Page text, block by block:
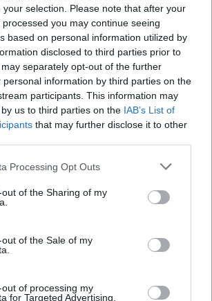
selection. Please note that after your
you may continue seeing
based on personal information utilized by
disclosed to third parties prior to
separately opt-out of the further
personal information by third parties on the
participants. This information may
us to third parties on the IAB’s List of
that may further disclose it to other
Processing Opt Outs
of the Sharing of my
of the Sale of my
of processing my
for Targeted Advertising.
Esim for Italy| Esim for Spain|Esim